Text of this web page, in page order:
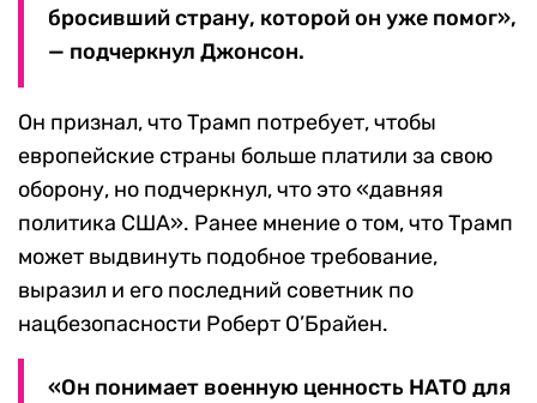
бросивший страну, которой он уже помог»,
— подчеркнул Джонсон.
Он признал, что Трамп потребует, чтобы
европейские страны больше платили за свою
оборону, но подчеркнул, что это «давняя
политика США». Ранее мнение о том, что Трамп
может выдвинуть подобное требование,
выразил и его последний советник по
нацбезопасности Роберт О’Брайен.
«Он понимает военную ценность НАТО для